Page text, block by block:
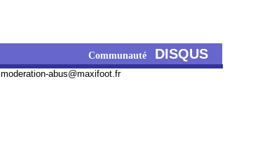
Communauté DISQUS
moderation-abus@maxifoot.fr